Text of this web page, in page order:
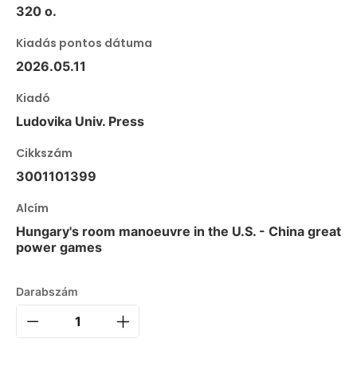
320 o.
Kiadás pontos dátuma
2026.05.11
Kiadó
Ludovika Univ. Press
Cikkszám
3001101399
Alcím
Hungary's room manoeuvre in the U.S. - China great
power games
Darabszám